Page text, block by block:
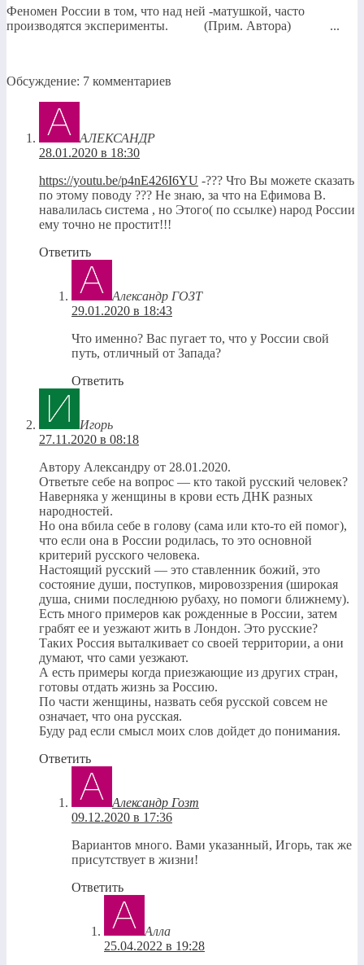
Феномен России в том, что над ней -матушкой, часто
производятся эксперименты. (Прим. Автора) ...
Обсуждение: 7 комментариев
АЛЕКСАНДР
28.01.2020 в 18:30
https://youtu.be/p4nE426I6YU -??? Что Вы можете сказать
по этому поводу ??? Не знаю, за что на Ефимова В.
навалилась система , но Этого( по ссылке) народ России
ему точно не простит!!!
Ответить
Александр ГОЗТ
29.01.2020 в 18:43
Что именно? Вас пугает то, что у России свой
путь, отличный от Запада?
Ответить
Игорь
27.11.2020 в 08:18
Автору Александру от 28.01.2020.
Ответьте себе на вопрос — кто такой русский человек?
Наверняка у женщины в крови есть ДНК разных
народностей.
Но она вбила себе в голову (сама или кто-то ей помог),
что если она в России родилась, то это основной
критерий русского человека.
Настоящий русский — это ставленник божий, это
состояние души, поступков, мировоззрения (широкая
душа, сними последнюю рубаху, но помоги ближнему).
Есть много примеров как рожденные в России, затем
грабят ее и уезжают жить в Лондон. Это русские?
Таких Россия выталкивает со своей территории, а они
думают, что сами уезжают.
А есть примеры когда приезжающие из других стран,
готовы отдать жизнь за Россию.
По части женщины, назвать себя русской совсем не
означает, что она русская.
Буду рад если смысл моих слов дойдет до понимания.
Ответить
Александр Гозт
09.12.2020 в 17:36
Вариантов много. Вами указанный, Игорь, так же
присутствует в жизни!
Ответить
Алла
25.04.2022 в 19:28